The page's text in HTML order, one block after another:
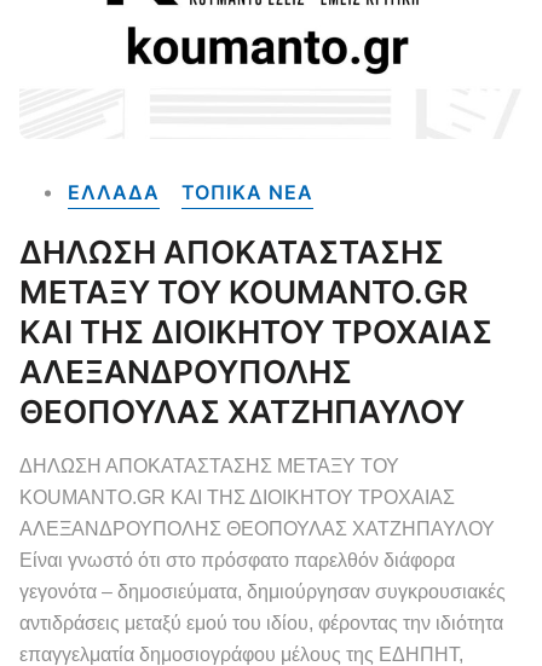
ΕΛΛΑΔΑ ΤΟΠΙΚΑ NEA
ΔΗΛΩΣΗ ΑΠΟΚΑΤΑΣΤΑΣΗΣ
ΜΕΤΑΞΥ ΤΟΥ KOUMANTO.GR
ΚΑΙ ΤΗΣ ΔΙΟΙΚΗΤΟΥ ΤΡΟΧΑΙΑΣ
ΑΛΕΞΑΝΔΡΟΥΠΟΛΗΣ
ΘΕΟΠΟΥΛΑΣ ΧΑΤΖΗΠΑΥΛΟΥ
ΔΗΛΩΣΗ ΑΠΟΚΑΤΑΣΤΑΣΗΣ ΜΕΤΑΞΥ ΤΟΥ
KOUMANTO.GR ΚΑΙ ΤΗΣ ΔΙΟΙΚΗΤΟΥ ΤΡΟΧΑΙΑΣ
ΑΛΕΞΑΝΔΡΟΥΠΟΛΗΣ ΘΕΟΠΟΥΛΑΣ ΧΑΤΖΗΠΑΥΛΟΥ
Είναι γνωστό ότι στο πρόσφατο παρελθόν διάφορα
γεγονότα – δημοσιεύματα, δημιούργησαν συγκρουσιακές
αντιδράσεις μεταξύ εμού του ιδίου, φέροντας την ιδιότητα
επαγγελματία δημοσιογράφου μέλους της ΕΔΗΠΗΤ,